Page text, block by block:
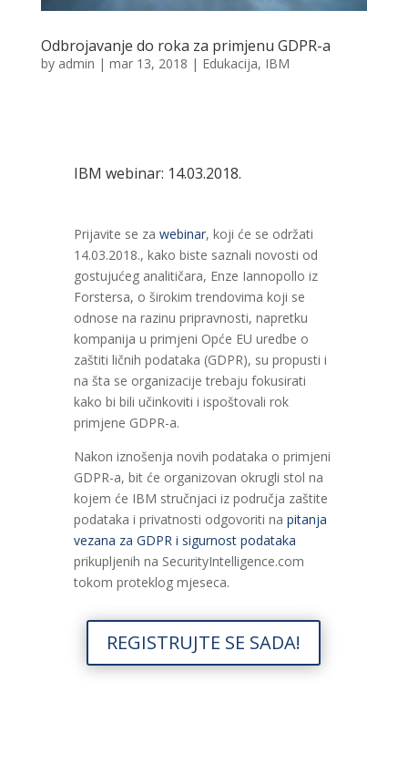
Odbrojavanje do roka za primjenu GDPR-a
by admin | mar 13, 2018 | Edukacija, IBM
IBM webinar: 14.03.2018.
Prijavite se za webinar, koji će se održati
14.03.2018., kako biste saznali novosti od
gostujućeg analitičara, Enze Iannopollo iz
Forstersa, o širokim trendovima koji se
odnose na razinu pripravnosti, napretku
kompanija u primjeni Opće EU uredbe o
zaštiti ličnih podataka (GDPR), su propusti i
na šta se organizacije trebaju fokusirati
kako bi bili učinkoviti i ispoštovali rok
primjene GDPR-a.
Nakon iznošenja novih podataka o primjeni
GDPR-a, bit će organizovan okrugli stol na
kojem će IBM stručnjaci iz područja zaštite
podataka i privatnosti odgovoriti na pitanja
vezana za GDPR i sigurnost podataka
prikupljenih na SecurityIntelligence.com
tokom proteklog mjeseca.
REGISTRUJTE SE SADA!